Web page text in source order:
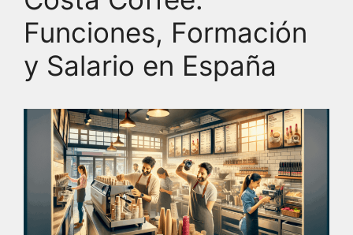
Funciones, Formación
y Salario en España